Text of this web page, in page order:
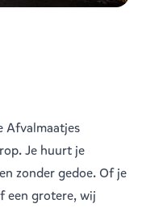
Afvalmaatjes
Je huurt je
zonder gedoe. Of je
een grotere, wij